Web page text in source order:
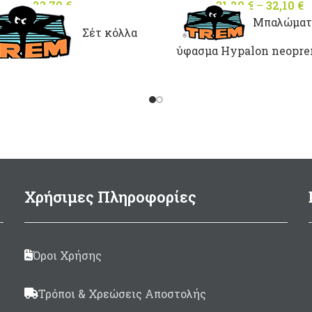
23,70 €
Σέτ κόλλα
31,20 € – 32,10 €
ύφασμα Hypalon
Χρήσιμες Πληροφορίες
Όροι Χρήσης
Τρόποι & Χρεώσεις Αποστολής